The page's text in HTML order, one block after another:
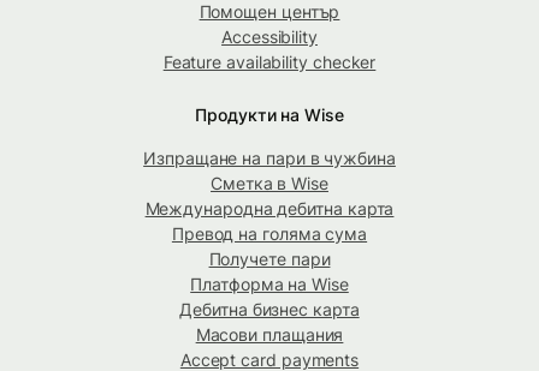
Помощен център
Accessibility
Feature availability checker
Продукти на Wise
Изпращане на пари в чужбина
Сметка в Wise
Международна дебитна карта
Превод на голяма сума
Получете пари
Платформа на Wise
Дебитна бизнес карта
Масови плащания
Accept card payments